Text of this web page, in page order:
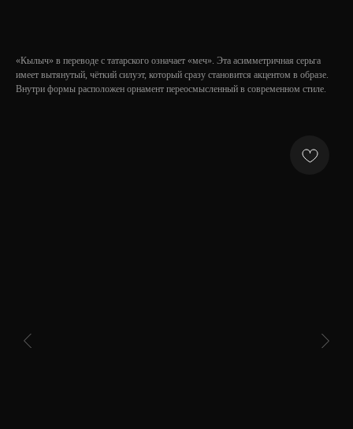
«Кылыч» в переводе с татарского означает «меч». Эта асимметричная серьга
имеет вытянутый, чёткий силуэт, который сразу становится акцентом в образе.
Внутри формы расположен орнамент переосмысленный в современном стиле.